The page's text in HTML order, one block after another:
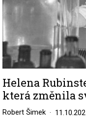
Helena
která změnila
Robert Šimek